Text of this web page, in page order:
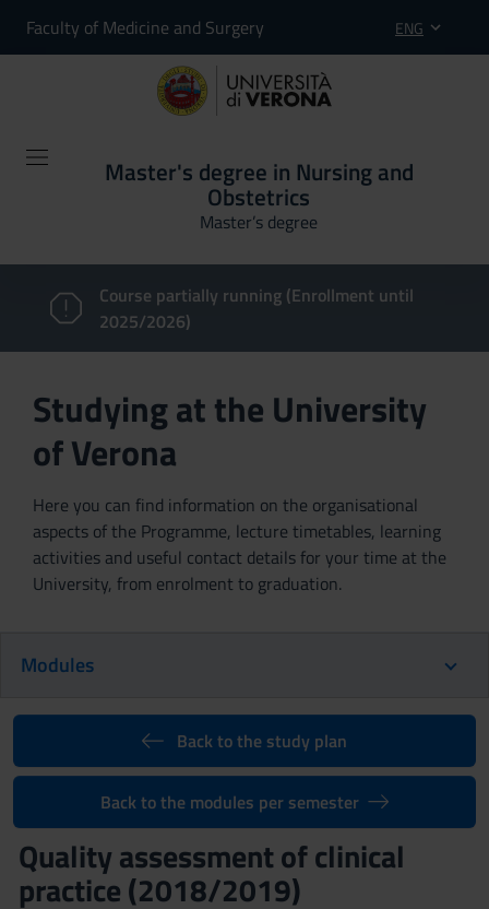
Faculty of Medicine and Surgery ENG
Master's degree in Nursing and
Obstetrics
Master’s degree
Course partially running (Enrollment until
2025/2026)
Studying at the University
of Verona
Here you can find information on the organisational
aspects of the Programme, lecture timetables, learning
activities and useful contact details for your time at the
University, from enrolment to graduation.
Modules
Back to the study plan
Back to the modules per semester
Quality assessment of clinical
practice (2018/2019)